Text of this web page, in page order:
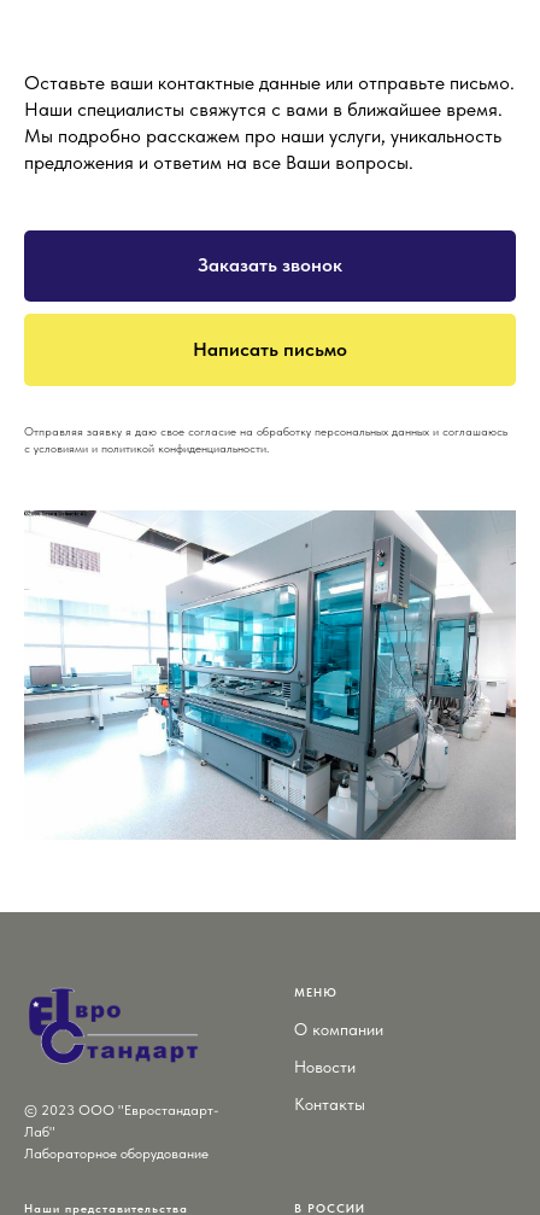
Оставьте ваши контактные данные или отправьте письмо.
Наши специалисты свяжутся с вами в ближайшее время.
Мы подробно расскажем про наши услуги, уникальность
предложения и ответим на все Ваши вопросы.
Заказать звонок
Написать письмо
Отправляя заявку я даю свое согласие на обработку персональных данных и соглашаюсь
с условиями и политикой конфиденциальности.
© 2023 ООО "Евростандарт-
Лаб"
Лабораторное оборудование
МЕНЮ
О компании
Новости
Контакты
Наши представительства В РОССИИ